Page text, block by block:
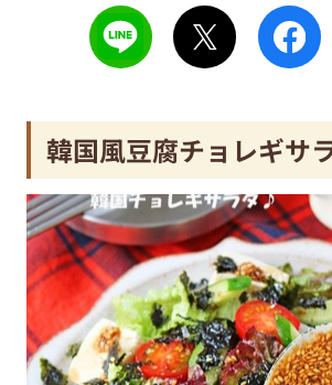
韓国風豆腐チョレギサ